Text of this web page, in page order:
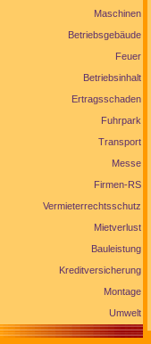
Maschinen
Betriebsgebäude
Feuer
Betriebsinhalt
Ertragsschaden
Fuhrpark
Transport
Messe
Firmen-RS
Vermieterrechtsschutz
Mietverlust
Bauleistung
Kreditversicherung
Montage
Umwelt